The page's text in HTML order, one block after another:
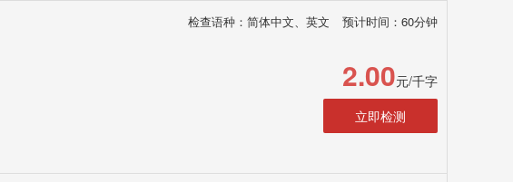
检查语种：简体中文、英文 预计时间：60分钟
2.00元/千字
立即检测